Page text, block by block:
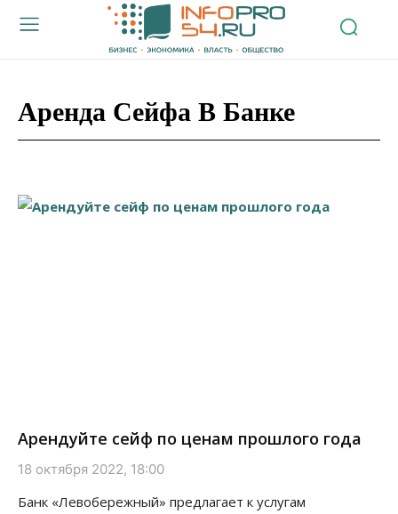
Аренда Сейфа В Банке
Арендуйте сейф по ценам прошлого года
18 октября 2022, 18:00
Банк «Левобережный» предлагает к услугам